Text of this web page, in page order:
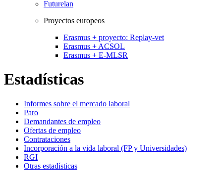
Futurelan
Proyectos europeos
Erasmus + proyecto: Replay-vet
Erasmus + ACSOL
Erasmus + E-MLSR
Estadísticas
Informes sobre el mercado laboral
Paro
Demandantes de empleo
Ofertas de empleo
Contrataciones
Incorporación a la vida laboral (FP y Universidades)
RGI
Otras estadísticas